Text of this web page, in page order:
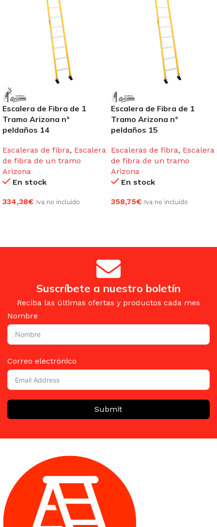
Escalera de Fibra de 1
Tramo Arizona n°
peldaños 14
Escaleras de fibra, Escalera
de fibra de un tramo
Arizona
En stock
334,38€ Iva no incluido
Escalera de Fibra de 1
Tramo Arizona n°
peldaños 15
Escaleras de fibra, Escalera
de fibra de un tramo
Arizona
En stock
358,75€ Iva no incluido
Suscríbete a nuestro boletín
Reciba las últimas ofertas y productos cada mes
Nombre
Correo electrónico
Submit